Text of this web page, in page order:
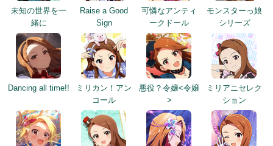
未知の世界を一
緒に
Raise a Good
Sign
可憐なアンティ
ークドール
モンスターっ娘
シリーズ
Dancing all time!!
ミリカン！アン
コール
悪役？令嬢<令嬢
>
ミリアニセレク
ション